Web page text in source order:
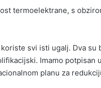
termoelektrane, s
svi isti ugalj. Dva
Imamo
planu za